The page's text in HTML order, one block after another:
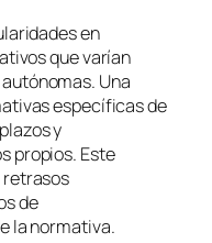
en
que varían
Una
específicas de
y
propios. Este
de
la normativa.